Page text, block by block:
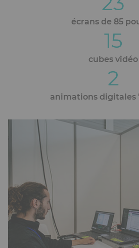
écrans de 85
15
cubes vidéo
2
animations digitales
Ckeditor